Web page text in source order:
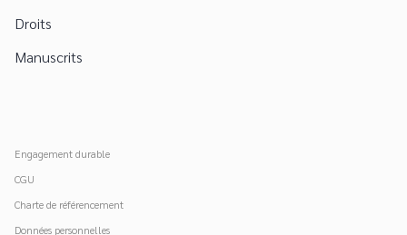
Droits
Manuscrits
Engagement durable
CGU
Charte de référencement
Données personnelles